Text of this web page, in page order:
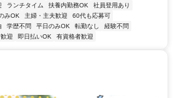
ランチタイム 扶養内勤務OK
社員登用あり
みOK 主婦・主夫歓迎
60代も応募可
学歴不問 平日のみOK 転勤なし
経験不問
迎 即日払いOK 有資格者歓迎